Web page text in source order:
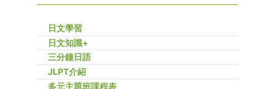
日文學習
日文知識+
三分鐘日語
JLPT介紹
多元主題班課程表